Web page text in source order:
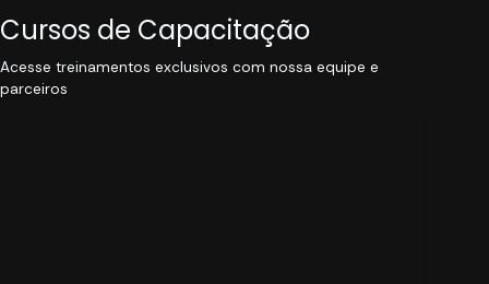
Cursos de Capacitação
Acesse treinamentos exclusivos com nossa equipe e
parceiros